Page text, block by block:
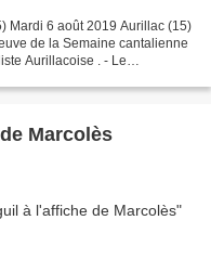
de la Semaine cantalienne
Aurillacoise . - Le
Marcolès